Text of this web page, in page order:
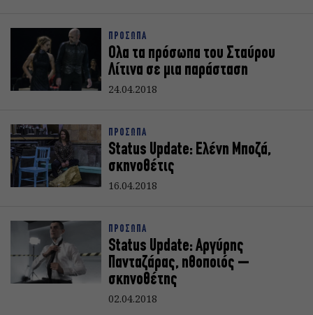
ΠΡΟΣΩΠΑ
Ολα τα πρόσωπα του Σταύρου
Λίτινα σε μια παράσταση
24.04.2018
ΠΡΟΣΩΠΑ
Status Update: Ελένη Μποζά,
σκηνοθέτις
16.04.2018
ΠΡΟΣΩΠΑ
Status Update: Αργύρης
Πανταζάρας, ηθοποιός –
σκηνοθέτης
02.04.2018